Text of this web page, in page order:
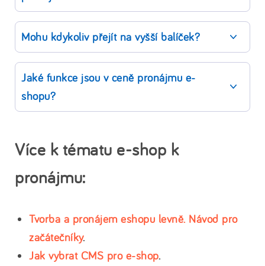
Mohu kdykoliv přejít na vyšší balíček?
Jaké funkce jsou v ceně pronájmu e-
shopu?
Více k tématu e-shop k
pronájmu:
Tvorba a pronájem eshopu levně. Návod pro
začátečníky.
Jak vybrat CMS pro e-shop.